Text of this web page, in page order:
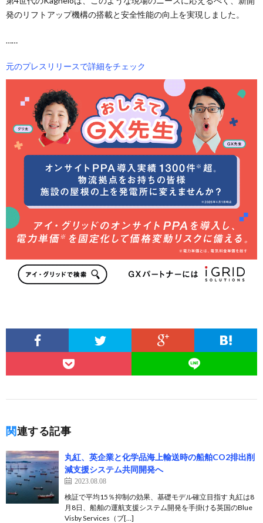
発のリフトアップ機構の搭載と安全性能の向上を実現しました。
……
元のプレスリリースで詳細をチェック
関連する記事
丸紅、英企業と化学品海上輸送時の船舶CO2排出削
減支援システム共同開発へ
2023.08.08
検証で平均15％抑制の効果、基礎モデル確立目指す 丸紅は8
月8日、船舶の運航支援システム開発を手掛ける英国のBlue
Visby Services（ブ[…]